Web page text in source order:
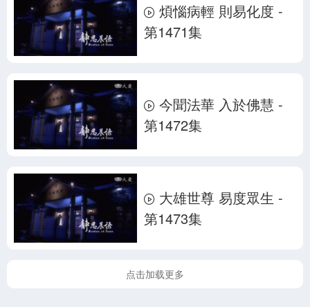
煩惱病輕 則易化度 -
第1471集
今聞法華 入於佛慧 -
第1472集
大雄世尊 易度眾生 -
第1473集
点击加载更多